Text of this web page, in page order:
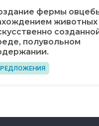
фермы
животных
полувольном